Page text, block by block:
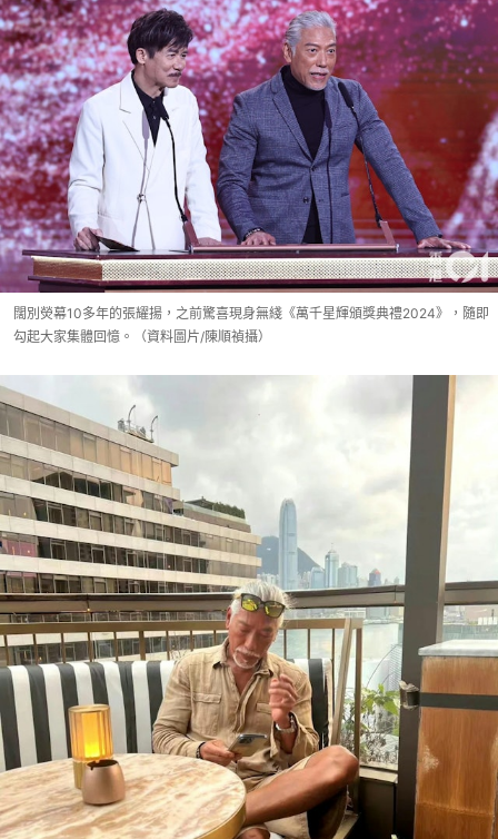
闊別熒幕10多年的張耀揚，之前驚喜現身無綫《萬千星輝頒獎典禮2024》，隨即
勾起大家集體回憶。（資料圖片/陳順禎攝）